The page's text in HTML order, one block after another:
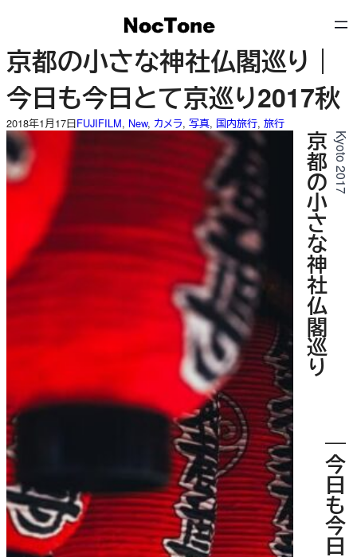
を
ス
キ
ッ
プ
京都の小さな神社仏閣巡り｜
今日も今日とて京巡り2017秋
2018年1月17日FUJIFILM, New, カメラ, 写真, 国内旅行, 旅行
Kyoto 2017
京都の小さな神社仏閣巡り